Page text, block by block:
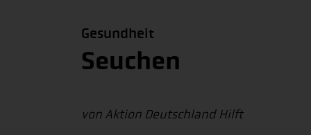
Gesundheit
Seuchen
von Aktion Deutschland Hilft